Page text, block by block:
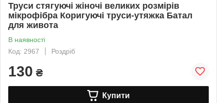
Труси стягуючі жіночі великих розмірів
мікрофібра Коригуючі труси-утяжка Батал
для живота
В наявності
Код: 2967
Роздріб
130 ₴
Купити